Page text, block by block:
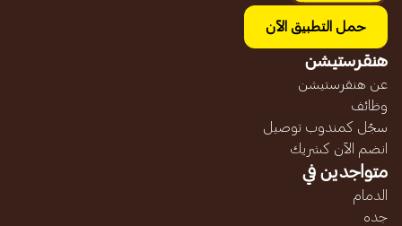
حمل التطبيق الآن
هنقرستيشن
عن هنقرستيشن
وظائف
سجّل كمندوب توصيل
انضم الآن كشريك
متواجدين في
الدمام
جده